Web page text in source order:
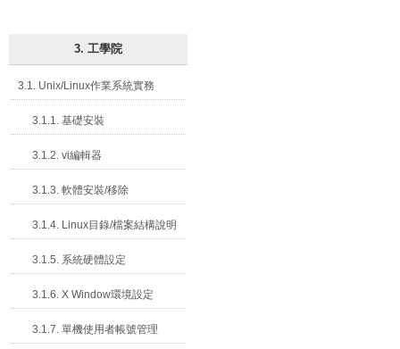
3. 工學院
3.1. Unix/Linux作業系統實務
3.1.1. 基礎安裝
3.1.2. vi編輯器
3.1.3. 軟體安裝/移除
3.1.4. Linux目錄/檔案結構說明
3.1.5. 系統硬體設定
3.1.6. X Window環境設定
3.1.7. 單機使用者帳號管理